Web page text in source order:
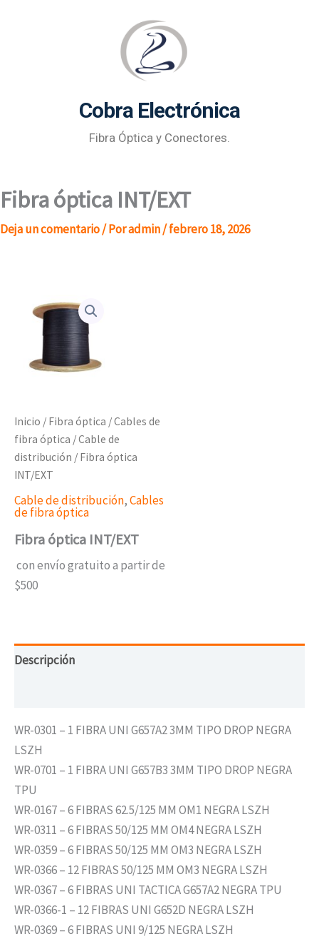
Cobra Electrónica
Fibra Óptica y Conectores.
Fibra óptica INT/EXT
Deja un comentario/ Poradmin/febrero 18, 2026
Inicio / Fibra óptica /Cables de
fibra óptica /Cable de
distribución / Fibra óptica
INT/EXT
Cable de distribución,Cables
de fibra óptica
Fibra óptica INT/EXT
con envío gratuito a partir de
$500
Descripción
WR-0301 – 1 FIBRA UNI G657A2 3MM TIPO DROP NEGRA
LSZH
WR-0701 – 1 FIBRA UNI G657B3 3MM TIPO DROP NEGRA
TPU
WR-0167 – 6 FIBRAS 62.5/125 MM OM1 NEGRA LSZH
WR-0311 – 6 FIBRAS 50/125 MM OM4 NEGRA LSZH
WR-0359 – 6 FIBRAS 50/125 MM OM3 NEGRA LSZH
WR-0366 – 12 FIBRAS 50/125 MM OM3 NEGRA LSZH
WR-0367 – 6 FIBRAS UNI TACTICA G657A2 NEGRA TPU
WR-0366-1 – 12 FIBRAS UNI G652D NEGRA LSZH
WR-0369 – 6 FIBRAS UNI 9/125 NEGRA LSZH